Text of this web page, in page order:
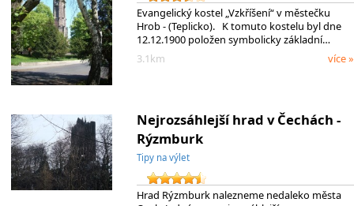
Evangelický kostel „Vzkříšení“ v městečku
Hrob - (Teplicko). K tomuto kostelu byl dne
12.12.1900 položen symbolicky základní…
3.1km
více »
Nejrozsáhlejší hrad v Čechách -
Rýzmburk
Tipy na výlet
Hrad Rýzmburk nalezneme nedaleko města